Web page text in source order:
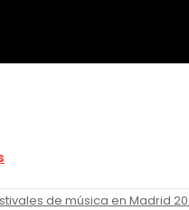
de música en Madrid